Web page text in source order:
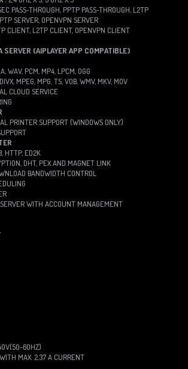
PASS-THROUGH, PPTP PASS-THROUGH, L2TP
SERVER, OPENVPN SERVER
CLIENT, L2TP CLIENT, OPENVPN CLIENT
SERVER (AIPLAYER APP COMPATIBLE)
WAV, PCM, MP4, LPCM, OGG
MPEG, MPG, TS, VOB, WMV, MKV, MOV
CLOUD SERVICE
PRINTER SUPPORT (WINDOWS ONLY)
HTTP, ED2K
DHT, PEX AND MAGNET LINK
BANDWIDTH CONTROL
WITH ACCOUNT MANAGEMENT
MAX. 2.37 A CURRENT